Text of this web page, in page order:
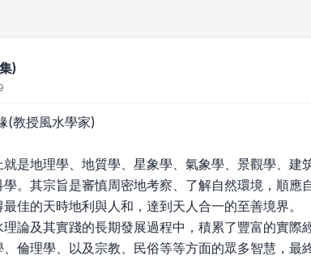
)
(教授風水學家)
是地理學、地質學、星象學、氣象學、景觀學、建
。其宗旨是審慎周密地考察、了解自然環境，順應
佳的天時地利與人和，達到天人合一的至善境界。
論及其實踐的長期發展過程中，積累了豐富的實際
倫理學、以及宗教、民俗等等方面的眾多智慧，最